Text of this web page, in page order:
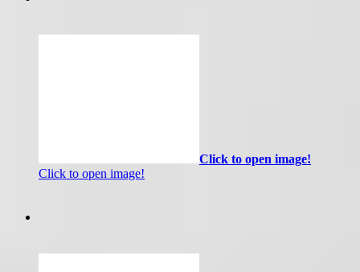
Click to open image!
Click to open image!